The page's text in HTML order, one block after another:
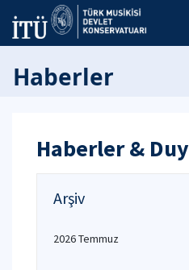
Haberler
Haberler &
Arşiv
2026 Temmuz